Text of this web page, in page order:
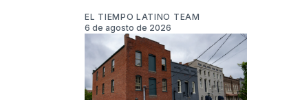
EL TIEMPO LATINO TEAM
6 de agosto de 2026